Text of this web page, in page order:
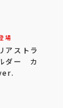
場
アストラ
ダー カ